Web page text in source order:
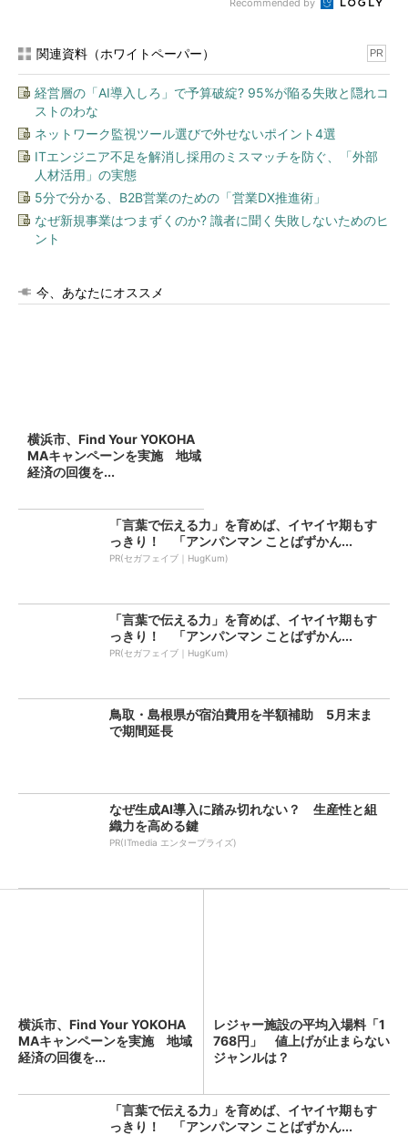
Recommended by
関連資料（ホワイトペーパー） PR
経営層の「AI導入しろ」で予算破綻? 95%が陥る失敗と隠れコ
ストのわな
ネットワーク監視ツール選びで外せないポイント4選
ITエンジニア不足を解消し採用のミスマッチを防ぐ、「外部
人材活用」の実態
5分で分かる、B2B営業のための「営業DX推進術」
なぜ新規事業はつまずくのか? 識者に聞く失敗しないためのヒ
ント
今、あなたにオススメ
横浜市、Find Your YOKOHA
MAキャンペーンを実施 地域
経済の回復を...
「言葉で伝える力」を育めば、イヤイヤ期もす
っきり！ 「アンパンマン ことばずかん...
PR(セガフェイブ｜HugKum)
「言葉で伝える力」を育めば、イヤイヤ期もす
っきり！ 「アンパンマン ことばずかん...
PR(セガフェイブ｜HugKum)
鳥取・島根県が宿泊費用を半額補助 5月末ま
で期間延長
なぜ生成AI導入に踏み切れない？ 生産性と組
織力を高める鍵
PR(ITmedia エンタープライズ)
横浜市、Find Your YOKOHA
MAキャンペーンを実施 地域
経済の回復を...
レジャー施設の平均入場料「1
768円」 値上げが止まらない
ジャンルは？
「言葉で伝える力」を育めば、イヤイヤ期もす
っきり！ 「アンパンマン ことばずかん...